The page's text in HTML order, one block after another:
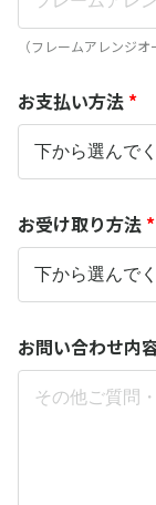
（フレームアレンジ
お支払い方法 *
お受け取り方法 *
お問い合わせ内